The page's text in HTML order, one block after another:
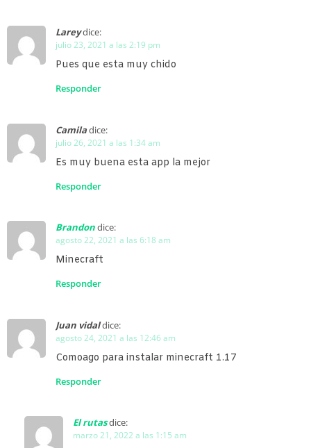
Lareydice:
julio 23, 2021 a las 2:19 pm
Pues que esta muy chido
Responder
Camiladice:
julio 26, 2021 a las 1:34 am
Es muy buena esta app la mejor
Responder
Brandondice:
agosto 22, 2021 a las 6:18 am
Minecraft
Responder
Juan vidaldice:
agosto 24, 2021 a las 12:46 am
Comoago para instalar minecraft 1.17
Responder
El rutasdice:
marzo 21, 2022 a las 1:15 am